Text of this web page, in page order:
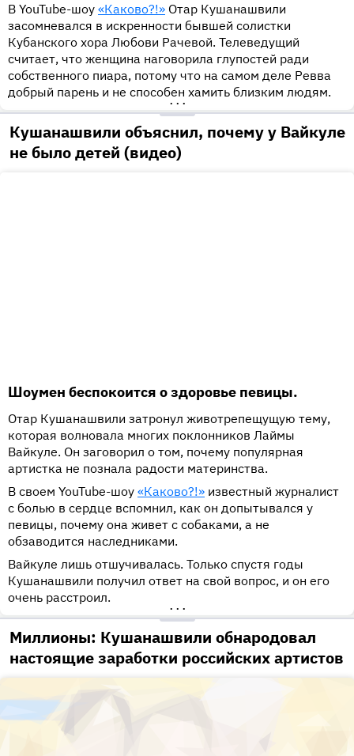
В YouTube-шоу «Каково?!» Отар Кушанашвили
засомневался в искренности бывшей солистки
Кубанского хора Любови Рачевой. Телеведущий
считает, что женщина наговорила глупостей ради
собственного пиара, потому что на самом деле Ревва
добрый парень и не способен хамить близким людям.
•••
Кушанашвили объяснил, почему у Вайкуле
не было детей (видео)
Шоумен беспокоится о здоровье певицы.
Отар Кушанашвили затронул животрепещущую тему,
которая волновала многих поклонников Лаймы
Вайкуле. Он заговорил о том, почему популярная
артистка не познала радости материнства.
В своем YouTube-шоу «Каково?!» известный журналист
с болью в сердце вспомнил, как он допытывался у
певицы, почему она живет с собаками, а не
обзаводится наследниками.
Вайкуле лишь отшучивалась. Только спустя годы
Кушанашвили получил ответ на свой вопрос, и он его
очень расстроил.
•••
Миллионы: Кушанашвили обнародовал
настоящие заработки российских артистов